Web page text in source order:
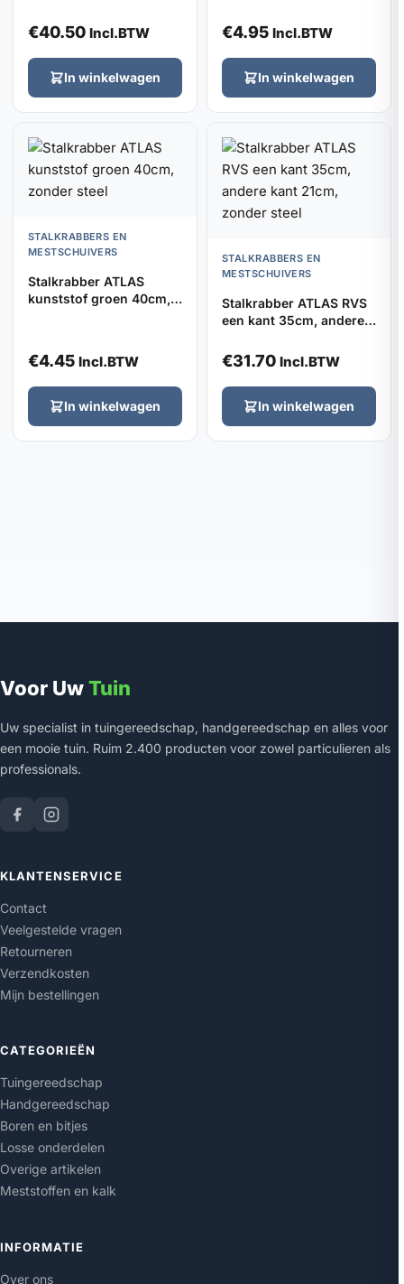
€40.50 Incl.BTW
In winkelwagen
€4.95 Incl.BTW
In winkelwagen
STALKRABBERS EN
MESTSCHUIVERS
Stalkrabber ATLAS
kunststof groen 40cm,
€4.45 Incl.BTW
In winkelwagen
STALKRABBERS EN
MESTSCHUIVERS
Stalkrabber ATLAS RVS
een kant 35cm, andere
€31.70 Incl.BTW
In winkelwagen
Voor UwTuin
Uw specialist in tuingereedschap, handgereedschap en alles voor
een mooie tuin. Ruim 2.400 producten voor zowel particulieren als
professionals.
KLANTENSERVICE
Contact
Veelgestelde vragen
Retourneren
Verzendkosten
Mijn bestellingen
CATEGORIEËN
Tuingereedschap
Handgereedschap
Boren en bitjes
Losse onderdelen
Overige artikelen
Meststoffen en kalk
INFORMATIE
Over ons